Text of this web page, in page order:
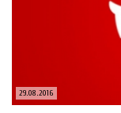
29.08.2016